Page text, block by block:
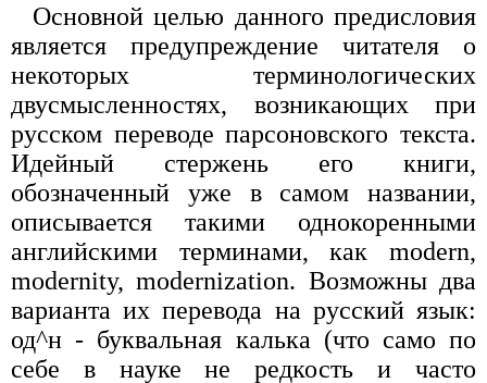
Основной целью данного предисловия
является предупреждение читателя о
некоторых терминологических
двусмысленностях, возникающих при
русском переводе парсоновского текста.
Идейный стержень его книги,
обозначенный уже в самом названии,
описывается такими однокоренными
английскими терминами, как modern,
modernity, modernization. Возможны два
варианта их перевода на русский язык:
од^н - буквальная калька (что само по
себе в науке не редкость и часто